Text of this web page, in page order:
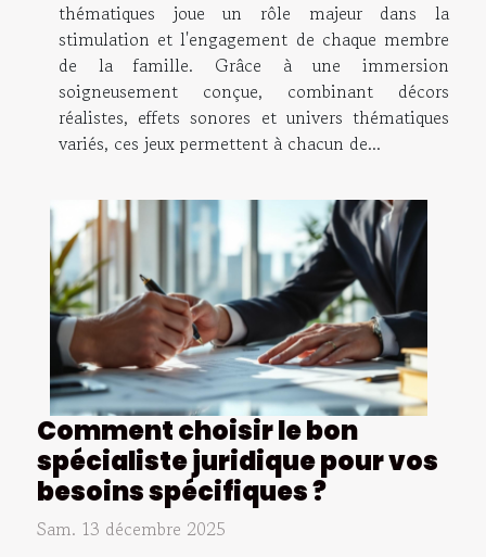
thématiques joue un rôle majeur dans la
stimulation et l'engagement de chaque membre
de la famille. Grâce à une immersion
soigneusement conçue, combinant décors
réalistes, effets sonores et univers thématiques
variés, ces jeux permettent à chacun de...
Comment choisir le bon
spécialiste juridique pour vos
besoins spécifiques ?
Sam. 13 décembre 2025